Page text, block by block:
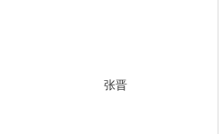
张晋